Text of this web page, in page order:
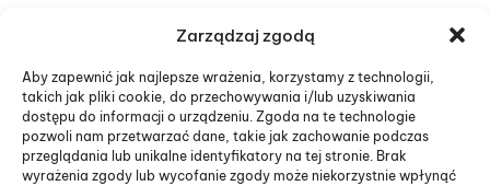
Zarządzaj zgodą
Aby zapewnić jak najlepsze wrażenia, korzystamy z technologii,
takich jak pliki cookie, do przechowywania i/lub uzyskiwania
dostępu do informacji o urządzeniu. Zgoda na te technologie
pozwoli nam przetwarzać dane, takie jak zachowanie podczas
przeglądania lub unikalne identyfikatory na tej stronie. Brak
wyrażenia zgody lub wycofanie zgody może niekorzystnie wpłynąć